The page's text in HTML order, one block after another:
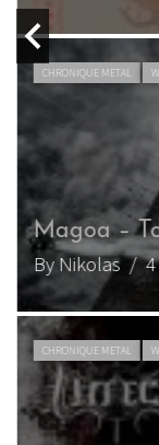
CHRONIQUE METAL
Magoa –
By Nikolas/ 4
CHRONIQUE METAL